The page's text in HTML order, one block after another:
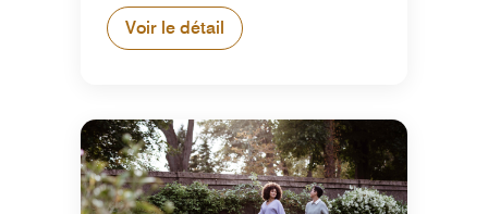
Voir le détail